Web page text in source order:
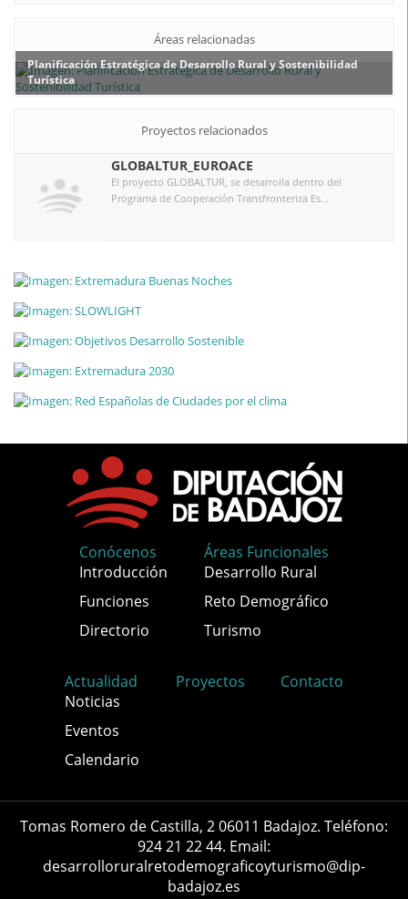
Áreas relacionadas
Planificación Estratégica de Desarrollo Rural y Sostenibilidad
Turística
Proyectos relacionados
GLOBALTUR_EUROACE
El proyecto GLOBALTUR, se desarrolla dentro del
Programa de Cooperación Transfronteriza Es...
Conócenos
Introducción
Funciones
Directorio
Áreas Funcionales
Desarrollo Rural
Reto Demográfico
Turismo
Actualidad
Noticias
Eventos
Calendario
Proyectos Contacto
Tomas Romero de Castilla, 2 06011 Badajoz. Teléfono:
924 21 22 44. Email:
desarrolloruralretodemograficoyturismo@dip-
badajoz.es